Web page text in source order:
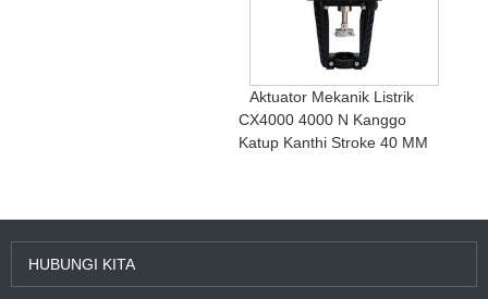
Aktuator Mekanik Listrik
CX4000 4000 N Kanggo
Katup Kanthi Stroke 40 MM
HUBUNGI KITA